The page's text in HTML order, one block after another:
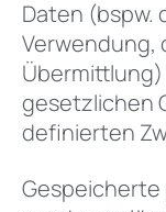
Daten (bspw.
Verwendung,
gesetzlichen
definierten